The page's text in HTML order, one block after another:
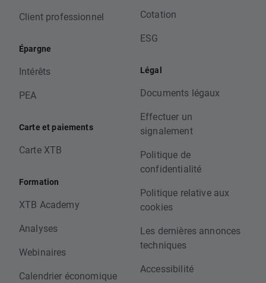
Client professionnel
Épargne
Intérêts
PEA
Carte et paiements
Carte XTB
Formation
XTB Academy
Analyses
Webinaires
Calendrier économique
Cotation
ESG
Légal
Documents légaux
Effectuer un
signalement
Politique de
confidentialité
Politique relative aux
cookies
Les dernières annonces
techniques
Accessibilité